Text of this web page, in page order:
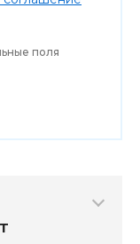
поля